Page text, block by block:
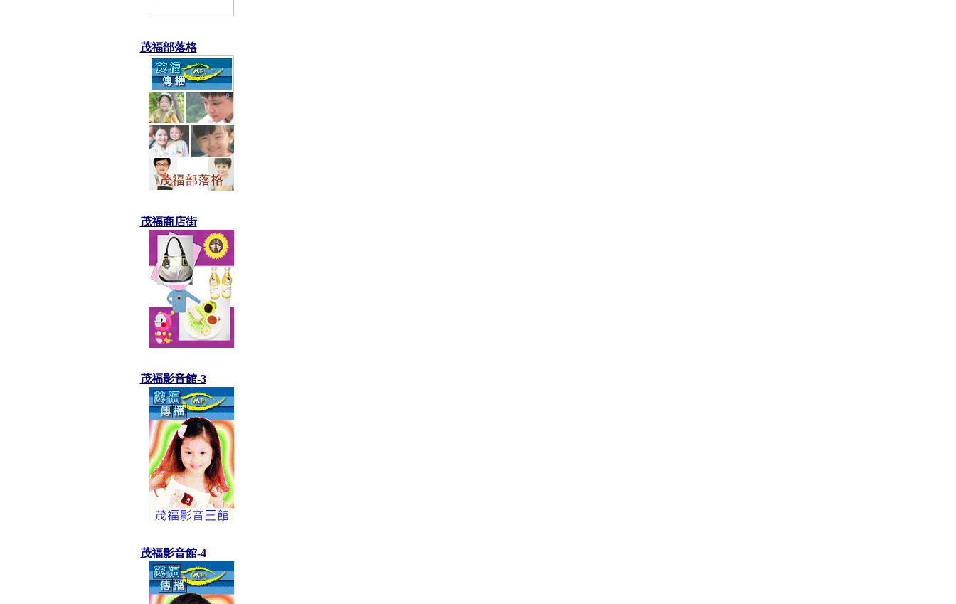
茂福部落格
茂福商店街
茂福影音館-3
茂福影音館-4